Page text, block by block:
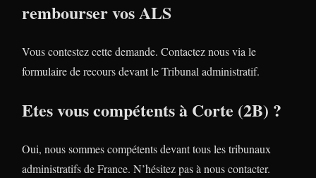
rembourser vos ALS
Vous contestez cette demande. Contactez nous via le
formulaire de recours devant le Tribunal administratif.
Etes vous compétents à Corte (2B) ?
Oui, nous sommes compétents devant tous les tribunaux
administratifs de France. N’hésitez pas à nous contacter.